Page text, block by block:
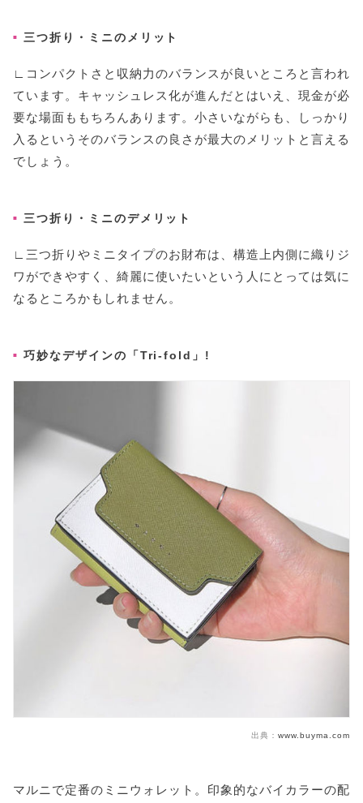
三つ折り・ミニのメリット
∟コンパクトさと収納力のバランスが良いところと言われ
ています。キャッシュレス化が進んだとはいえ、現金が必
要な場面ももちろんあります。小さいながらも、しっかり
入るというそのバランスの良さが最大のメリットと言える
でしょう。
三つ折り・ミニのデメリット
∟三つ折りやミニタイプのお財布は、構造上内側に織りジ
ワができやすく、綺麗に使いたいという人にとっては気に
なるところかもしれません。
巧妙なデザインの「Tri-fold」!
出典： www.buyma.com
マルニで定番のミニウォレット。印象的なバイカラーの配